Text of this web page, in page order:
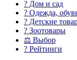
? Дом и сад
? Одежда,
? Детские
? Зоотовары
⚖ Выбор
? Рейтинги